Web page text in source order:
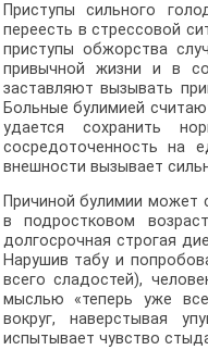
Приступы сильного
переесть в стрессовой
приступы обжорства
привычной жизни и в
заставляют вызывать
Больные булимией
удается сохранить
сосредоточенность на
внешности вызывает
Причиной булимии может
в подростковом
долгосрочная строгая
Нарушив табу и
всего сладостей),
мыслью «теперь уже
вокруг, наверстывая
испытывает чувство